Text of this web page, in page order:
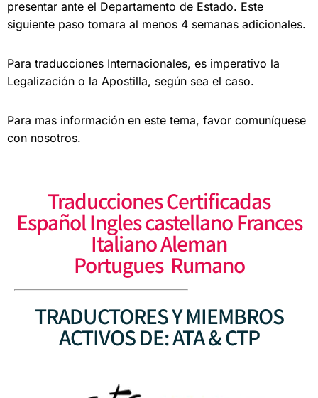
presentar ante el Departamento de Estado. Este
siguiente paso tomara al menos 4 semanas adicionales.
Para traducciones Internacionales, es imperativo la
Legalización o la Apostilla, según sea el caso.
Para mas información en este tema, favor comuníquese
con nosotros.
Traducciones Certificadas
Español Ingles castellano Frances
Italiano Aleman
Portugues Rumano
TRADUCTORES Y MIEMBROS
ACTIVOS DE: ATA & CTP